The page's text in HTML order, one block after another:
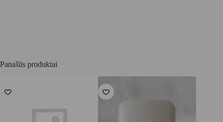
Panašūs produktai